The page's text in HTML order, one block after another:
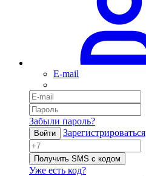
E-mail
Забыли пароль?
Войти Зарегистрироваться
Получить SMS с кодом
Уже есть код?